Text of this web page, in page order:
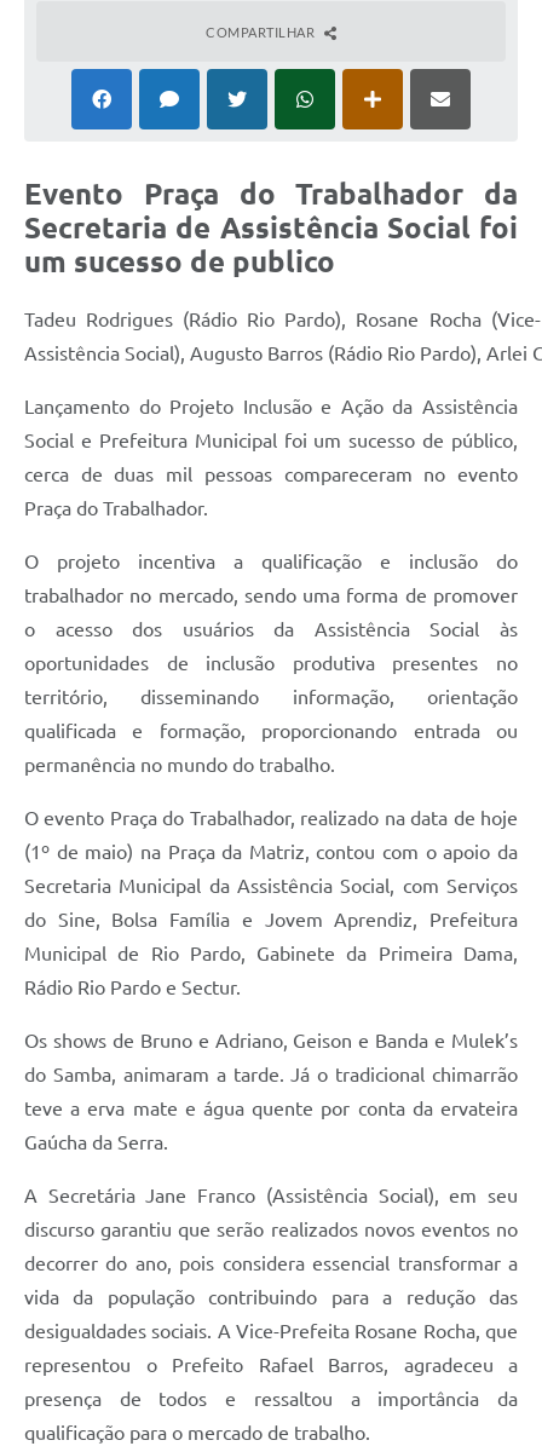
COMPARTILHAR
Evento Praça do Trabalhador da
Secretaria de Assistência Social foi
um sucesso de publico
Tadeu Rodrigues (Rádio Rio Pardo), Rosane Rocha
Assistência Social), Augusto Barros (Rádio Rio Pardo), Arlei
Lançamento do Projeto Inclusão e Ação da Assistência
Social e Prefeitura Municipal foi um sucesso de público,
cerca de duas mil pessoas compareceram no evento
Praça do Trabalhador.
O projeto incentiva a qualificação e inclusão do
trabalhador no mercado, sendo uma forma de promover
o acesso dos usuários da Assistência Social às
oportunidades de inclusão produtiva presentes no
território, disseminando informação, orientação
qualificada e formação, proporcionando entrada ou
permanência no mundo do trabalho.
O evento Praça do Trabalhador, realizado na data de hoje
(1º de maio) na Praça da Matriz, contou com o apoio da
Secretaria Municipal da Assistência Social, com Serviços
do Sine, Bolsa Família e Jovem Aprendiz, Prefeitura
Municipal de Rio Pardo, Gabinete da Primeira Dama,
Rádio Rio Pardo e Sectur.
Os shows de Bruno e Adriano, Geison e Banda e Mulek’s
do Samba, animaram a tarde. Já o tradicional chimarrão
teve a erva mate e água quente por conta da ervateira
Gaúcha da Serra.
A Secretária Jane Franco (Assistência Social), em seu
discurso garantiu que serão realizados novos eventos no
decorrer do ano, pois considera essencial transformar a
vida da população contribuindo para a redução das
desigualdades sociais. A Vice-Prefeita Rosane Rocha, que
representou o Prefeito Rafael Barros, agradeceu a
presença de todos e ressaltou a importância da
qualificação para o mercado de trabalho.